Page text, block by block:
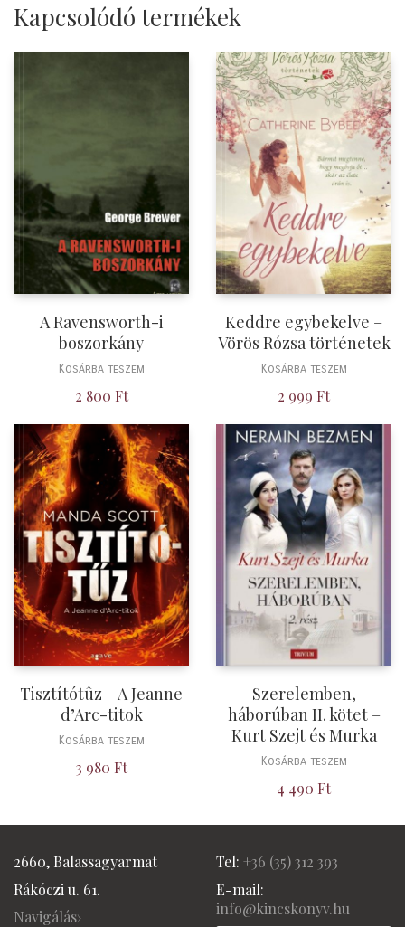
Kapcsolódó termékek
A Ravensworth-i
boszorkány
Kosárba teszem
2 800 Ft
Keddre egybekelve –
Vörös Rózsa történetek
Kosárba teszem
2 999 Ft
Tisztítótûz – A Jeanne
d’Arc-titok
Kosárba teszem
3 980 Ft
Szerelemben,
háborúban II. kötet –
Kurt Szejt és Murka
Kosárba teszem
4 490 Ft
2660, Balassagyarmat
Rákóczi u. 61.
Navigálás›
Tel: +36 (35) 312 393
E-mail:
info@kincskonyv.hu